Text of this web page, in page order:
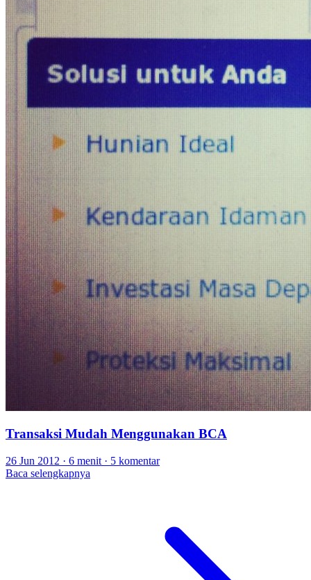
Transaksi Mudah Menggunakan BCA
26 Jun 2012 · 6 menit · 5 komentar
Baca selengkapnya